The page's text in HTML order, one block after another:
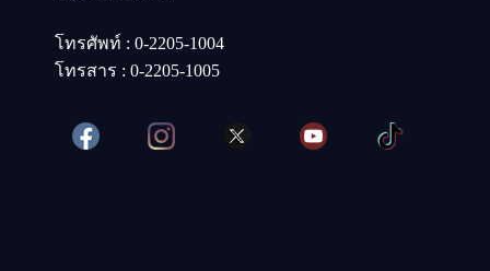
โทรศัพท์ : 0-2205-1004
โทรสาร : 0-2205-1005